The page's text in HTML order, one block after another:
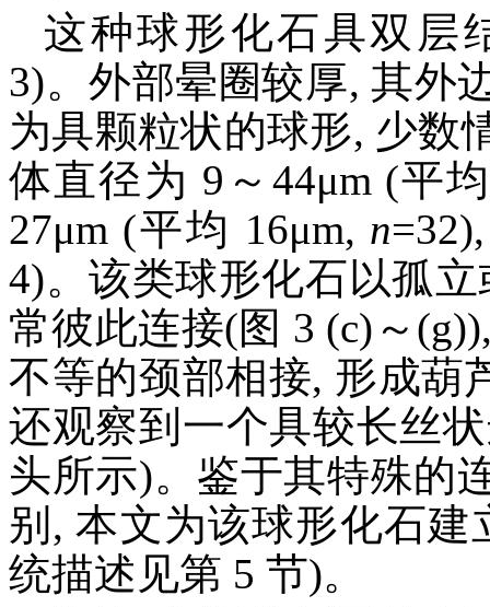
这种球形化石具双层
3)。外部晕圈较厚, 其外
为具颗粒状的球形, 少数
体直径为 9～44μm (平
27μm (平均 16μm, n
4)。该类球形化石以孤
常彼此连接(图 3 (c)～
不等的颈部相接, 形成葫
还观察到一个具较长丝
头所示)。鉴于其特殊的
别, 本文为该球形化石
统描述见第 5 节)。